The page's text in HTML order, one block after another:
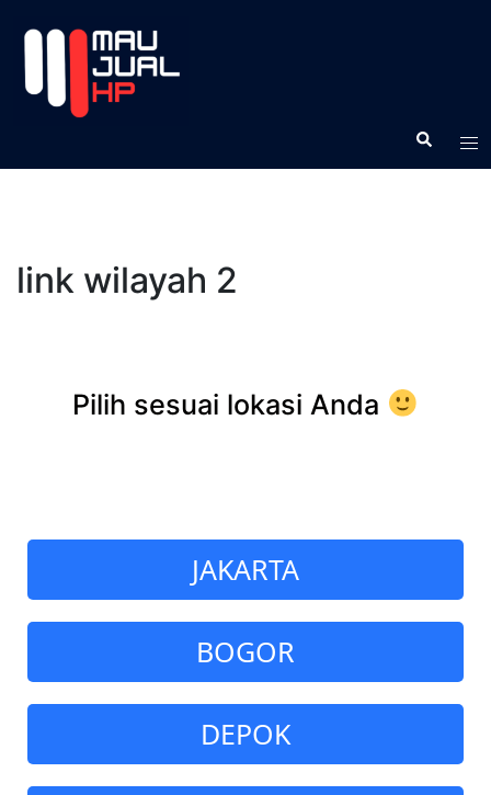
link wilayah 2
Pilih sesuai lokasi Anda
JAKARTA
BOGOR
DEPOK